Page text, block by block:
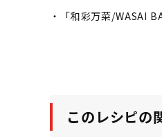
・「和彩万菜/WASAI
このレシピの